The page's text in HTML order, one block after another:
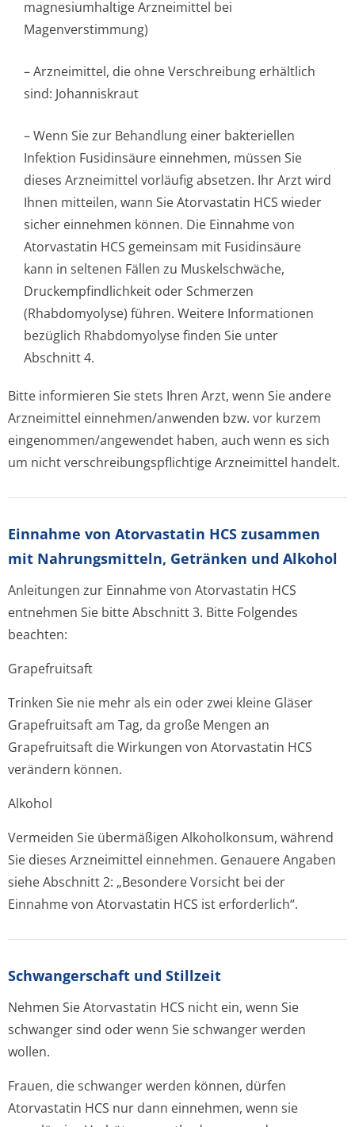
magnesiumhaltige Arzneimittel bei
Magenverstimmung)
– Arzneimittel, die ohne Verschreibung erhältlich
sind: Johanniskraut
– Wenn Sie zur Behandlung einer bakteriellen
Infektion Fusidinsäure einnehmen, müssen Sie
dieses Arzneimittel vorläufig absetzen. Ihr Arzt wird
Ihnen mitteilen, wann Sie Atorvastatin HCS wieder
sicher einnehmen können. Die Einnahme von
Atorvastatin HCS gemeinsam mit Fusidinsäure
kann in seltenen Fällen zu Muskelschwäche,
Druckempfindlichke­it oder Schmerzen
(Rhabdomyolyse) führen. Weitere Informationen
bezüglich Rhabdomyolyse finden Sie unter
Abschnitt 4.
Bitte informieren Sie stets Ihren Arzt, wenn Sie andere
Arzneimittel einnehmen/anwenden bzw. vor kurzem
eingenommen/an­gewendet haben, auch wenn es sich
um nicht verschreibungspflichti­ge Arzneimittel handelt.
Einnahme von Atorvastatin HCS zusammen
mit Nahrungsmitteln, Getränken und Alkohol
Anleitungen zur Einnahme von Atorvastatin HCS
entnehmen Sie bitte Abschnitt 3. Bitte Folgendes
beachten:
Grapefruitsaft
Trinken Sie nie mehr als ein oder zwei kleine Gläser
Grapefruitsaft am Tag, da große Mengen an
Grapefruitsaft die Wirkungen von Atorvastatin HCS
verändern können.
Alkohol
Vermeiden Sie übermäßigen Alkoholkonsum, während
Sie dieses Arzneimittel einnehmen. Genauere Angaben
siehe Abschnitt 2: „Besondere Vorsicht bei der
Einnahme von Atorvastatin HCS ist erforderlich“.
Schwangerschaft und Stillzeit
Nehmen Sie Atorvastatin HCS nicht ein, wenn Sie
schwanger sind oder wenn Sie schwanger werden
wollen.
Frauen, die schwanger werden können, dürfen
Atorvastatin HCS nur dann einnehmen, wenn sie